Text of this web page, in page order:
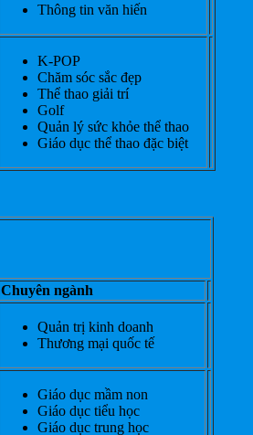
Thông tin văn hiến
K-POP
Chăm sóc sắc đẹp
Thể thao giải trí
Golf
Quản lý sức khỏe thể thao
Giáo dục thể thao đặc biệt
Chuyên ngành
Quản trị kinh doanh
Thương mại quốc tế
Giáo dục mầm non
Giáo dục tiểu học
Giáo dục trung học